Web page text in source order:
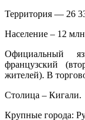
Территория — 26
Население – 12
Официальный
французский
жителей). В
Столица – Кигали.
Крупные города: